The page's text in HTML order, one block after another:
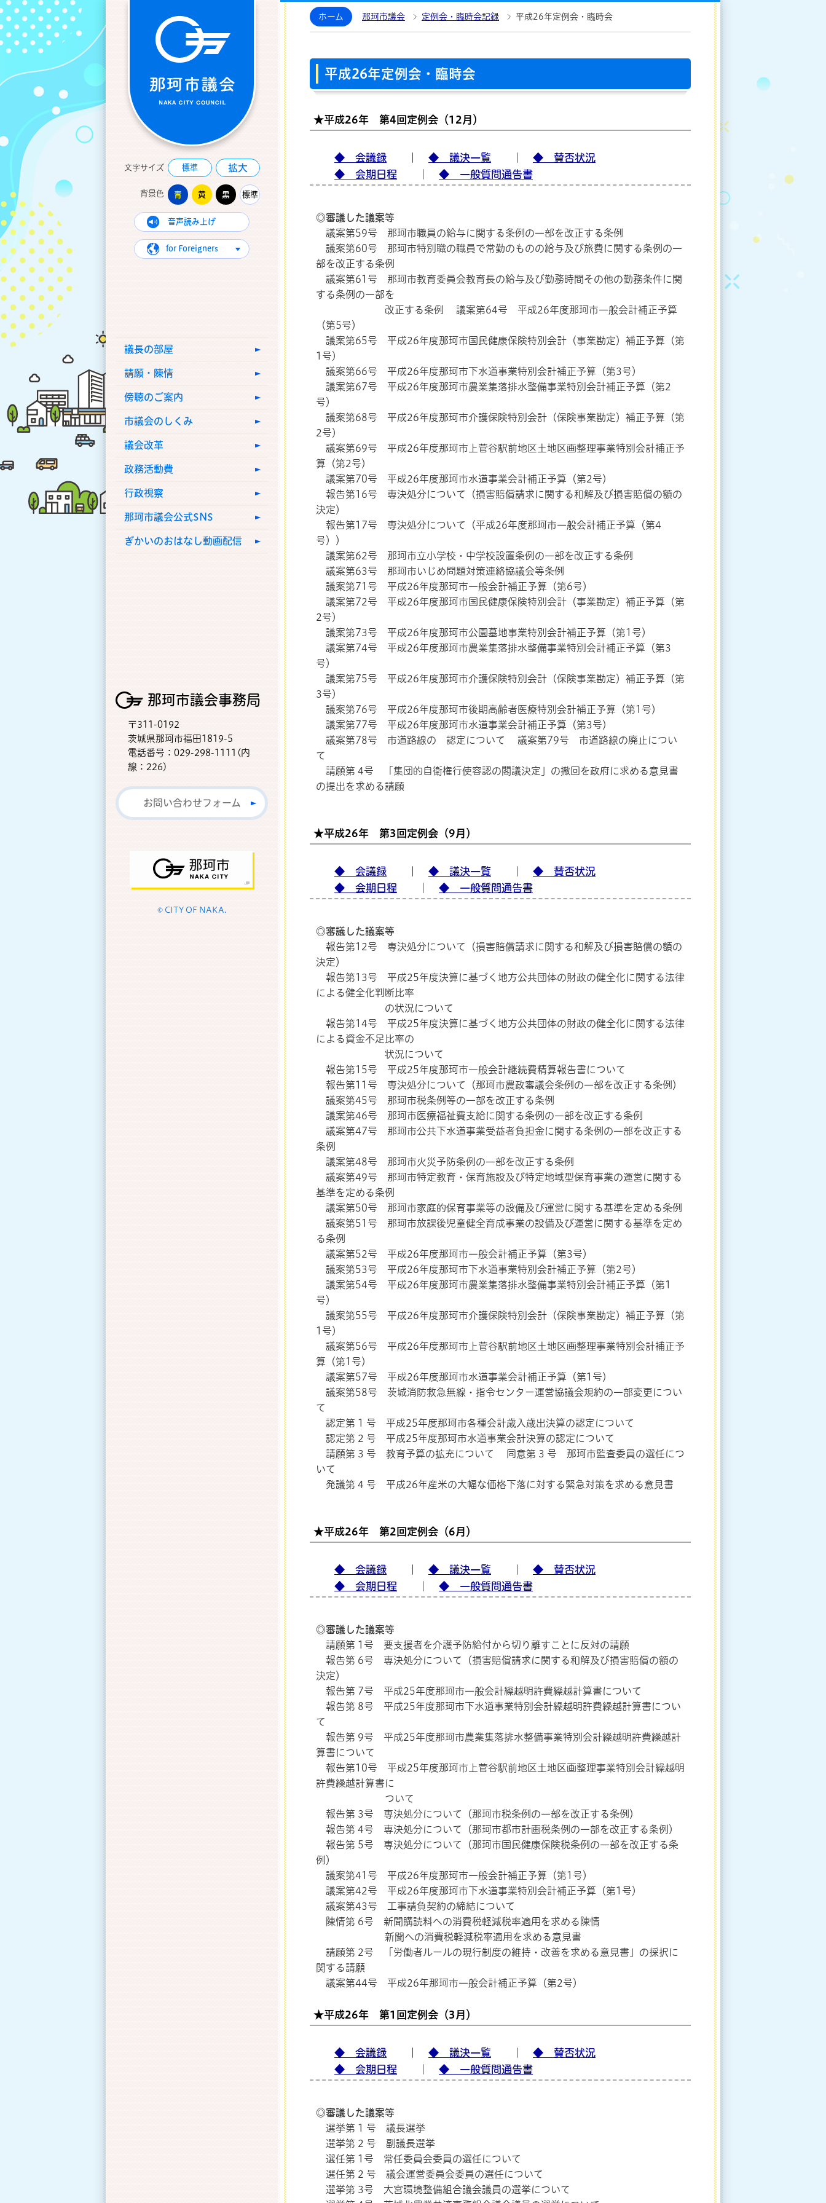
那珂市議会ホームページ
文字サイズ 標準 拡大
背景色 青 黄 黒 標準
音声読み上げ
for Foreigners
議長の部屋
請願・陳情
傍聴のご案内
市議会のしくみ
議会改革
政務活動費
行政視察
那珂市議会公式SNS
ぎかいのおはなし動画配信
那珂市議会事務局
〒311-0192
茨城県那珂市福田1819-5
電話番号：029-298-1111(内
線：226)
お問い合わせフォーム
© CITY OF NAKA.
ホーム 那珂市議会 定例会・臨時会記録 平成26年定例会・臨時会
平成26年定例会・臨時会
★平成26年 第4回定例会（12月）
◆ 会議録 ◆ 議決一覧
◆ 賛否状況
◆ 会期日程
◆ 一般質問通告書
◎審議した議案等
議案第59号 那珂市職員の給与に関する条例の一部を改正する条例
議案第60号 那珂市特別職の職員で常勤のものの給与及び旅費に関する条例の一
部を改正する条例
議案第61号 那珂市教育委員会教育長の給与及び勤務時間その他の勤務条件に関
する条例の一部を
改正する条例 議案第64号 平成26年度那珂市一般会計補正予算
（第5号）
議案第65号 平成26年度那珂市国民健康保険特別会計（事業勘定）補正予算（第
1号）
議案第66号 平成26年度那珂市下水道事業特別会計補正予算（第3号）
議案第67号 平成26年度那珂市農業集落排水整備事業特別会計補正予算（第2
号）
議案第68号 平成26年度那珂市介護保険特別会計（保険事業勘定）補正予算（第
2号）
議案第69号 平成26年度那珂市上菅谷駅前地区土地区画整理事業特別会計補正予
算（第2号）
議案第70号 平成26年度那珂市水道事業会計補正予算（第2号）
報告第16号 専決処分について（損害賠償請求に関する和解及び損害賠償の額の
決定）
報告第17号 専決処分について（平成26年度那珂市一般会計補正予算（第4
号））
議案第62号 那珂市立小学校・中学校設置条例の一部を改正する条例
議案第63号 那珂市いじめ問題対策連絡協議会等条例
議案第71号 平成26年度那珂市一般会計補正予算（第6号）
議案第72号 平成26年度那珂市国民健康保険特別会計（事業勘定）補正予算（第
2号）
議案第73号 平成26年度那珂市公園墓地事業特別会計補正予算（第1号）
議案第74号 平成26年度那珂市農業集落排水整備事業特別会計補正予算（第3
号）
議案第75号 平成26年度那珂市介護保険特別会計（保険事業勘定）補正予算（第
3号）
議案第76号 平成26年度那珂市後期高齢者医療特別会計補正予算（第1号）
議案第77号 平成26年度那珂市水道事業会計補正予算（第3号）
議案第78号 市道路線の 認定について 議案第79号 市道路線の廃止につい
て
請願第 4号 「集団的自衛権行使容認の閣議決定」の撤回を政府に求める意見書
の提出を求める請願
★平成26年 第3回定例会（9月）
◆ 会議録 ◆ 議決一覧
◆ 賛否状況
◆ 会期日程
◆ 一般質問通告書
◎審議した議案等
報告第12号 専決処分について（損害賠償請求に関する和解及び損害賠償の額の
決定）
報告第13号 平成25年度決算に基づく地方公共団体の財政の健全化に関する法律
による健全化判断比率
の状況について
報告第14号 平成25年度決算に基づく地方公共団体の財政の健全化に関する法律
による資金不足比率の
状況について
報告第15号 平成25年度那珂市一般会計継続費精算報告書について
報告第11号 専決処分について（那珂市農政審議会条例の一部を改正する条例）
議案第45号 那珂市税条例等の一部を改正する条例
議案第46号 那珂市医療福祉費支給に関する条例の一部を改正する条例
議案第47号 那珂市公共下水道事業受益者負担金に関する条例の一部を改正する
条例
議案第48号 那珂市火災予防条例の一部を改正する条例
議案第49号 那珂市特定教育・保育施設及び特定地域型保育事業の運営に関する
基準を定める条例
議案第50号 那珂市家庭的保育事業等の設備及び運営に関する基準を定める条例
議案第51号 那珂市放課後児童健全育成事業の設備及び運営に関する基準を定め
る条例
議案第52号 平成26年度那珂市一般会計補正予算（第3号）
議案第53号 平成26年度那珂市下水道事業特別会計補正予算（第2号）
議案第54号 平成26年度那珂市農業集落排水整備事業特別会計補正予算（第1
号）
議案第55号 平成26年度那珂市介護保険特別会計（保険事業勘定）補正予算（第
1号）
議案第56号 平成26年度那珂市上菅谷駅前地区土地区画整理事業特別会計補正予
算（第1号）
議案第57号 平成26年度那珂市水道事業会計補正予算（第1号）
議案第58号 茨城消防救急無線・指令センター運営協議会規約の一部変更につい
て
認定第 1 号 平成25年度那珂市各種会計歳入歳出決算の認定について
認定第 2 号 平成25年度那珂市水道事業会計決算の認定について
請願第 3 号 教育予算の拡充について 同意第 3 号 那珂市監査委員の選任につ
いて
発議第 4 号 平成26年産米の大幅な価格下落に対する緊急対策を求める意見書
★平成26年 第2回定例会（6月）
◆ 会議録 ◆ 議決一覧
◆ 賛否状況
◆ 会期日程
◆ 一般質問通告書
◎審議した議案等
請願第 1号 要支援者を介護予防給付から切り離すことに反対の請願
報告第 6号 専決処分について（損害賠償請求に関する和解及び損害賠償の額の
決定）
報告第 7号 平成25年度那珂市一般会計繰越明許費繰越計算書について
報告第 8号 平成25年度那珂市下水道事業特別会計繰越明許費繰越計算書につい
て
報告第 9号 平成25年度那珂市農業集落排水整備事業特別会計繰越明許費繰越計
算書について
報告第10号 平成25年度那珂市上菅谷駅前地区土地区画整理事業特別会計繰越明
許費繰越計算書に
ついて
報告第 3号 専決処分について（那珂市税条例の一部を改正する条例）
報告第 4号 専決処分について（那珂市都市計画税条例の一部を改正する条例）
報告第 5号 専決処分について（那珂市国民健康保険税条例の一部を改正する条
例）
議案第41号 平成26年度那珂市一般会計補正予算（第1号）
議案第42号 平成26年度那珂市下水道事業特別会計補正予算（第1号）
議案第43号 工事請負契約の締結について
陳情第 6号 新聞購読料への消費税軽減税率適用を求める陳情
新聞への消費税軽減税率適用を求める意見書
請願第 2号 「労働者ルールの現行制度の維持・改善を求める意見書」の採択に
関する請願
議案第44号 平成26年那珂市一般会計補正予算（第2号）
★平成26年 第1回定例会（3月）
◆ 会議録 ◆ 議決一覧
◆ 賛否状況
◆ 会期日程
◆ 一般質問通告書
◎審議した議案等
選挙第 1 号 議長選挙
選挙第 2 号 副議長選挙
選任第 1号 常任委員会委員の選任について
選任第 2 号 議会運営委員会委員の選任について
選挙第 3号 大宮環境整備組合議会議員の選挙について